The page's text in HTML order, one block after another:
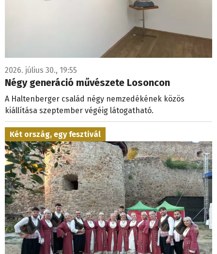
2026. július 30., 19:55
Négy generáció művészete Losoncon
A Haltenberger család négy nemzedékének közös
kiállítása szeptember végéig látogatható.
Két ország, egy fesztivál